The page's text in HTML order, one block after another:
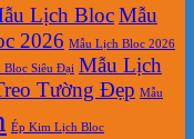
Lịch BlocMẫu
2026 Mẫu Lịch Bloc 2026
Bloc Siêu Đại Mẫu Lịch
Tường Đẹp Mẫu
Ép Kim Lịch Bloc